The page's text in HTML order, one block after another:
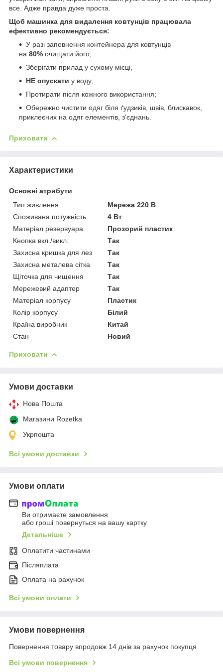
все. Адже правда дуже проста.
Щоб машинка для видалення ковтунців працювала
ефективно рекомендується:
У разі заповнення контейнера для ковтунців
на 80% очищати його;
Зберігати прилад у сухому місці,
НЕ опускати у воду;
Протирати після кожного використання;
Обережно чистити одяг біля ґудзиків, швів, блискавок,
приклеєних на одяг елементів, з'єднань.
Приховати
Характеристики
Основні атрибути
Тип живлення
Мережа 220 В
Споживана потужність
4 Вт
Матеріал резервуара
Прозорий пластик
Кнопка вкл./викл.
Так
Захисна кришка для лез
Так
Захисна металева сітка
Так
Щіточка для чищення
Так
Мережевий адаптер
Так
Матеріал корпусу
Пластик
Колір корпусу
Білий
Країна виробник
Китай
Стан
Новий
Приховати
Умови доставки
Нова Пошта
Магазини Rozetka
Укрпошта
Всі умови доставки
Умови оплати
Ви отримаєте замовлення
або гроші повернуться на вашу картку
Детальніше
Оплатити частинами
Післяплата
Оплата на рахунок
Всі умови оплати
Умови повернення
Повернення товару впродовж 14 днів за рахунок покупця
Всі умови повернення